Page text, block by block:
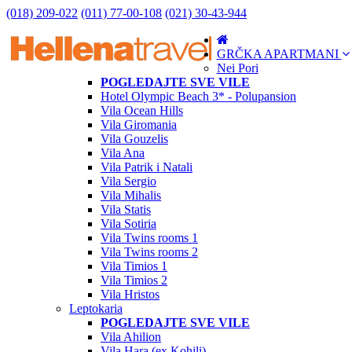
(018) 209-022 (011) 77-00-108 (021) 30-43-944
GRČKA APARTMANI
Nei Pori
POGLEDAJTE SVE VILE
Hotel Olympic Beach 3* - Polupansion
Vila Ocean Hills
Vila Giromania
Vila Gouzelis
Vila Ana
Vila Patrik i Natali
Vila Sergio
Vila Mihalis
Vila Statis
Vila Sotiria
Vila Twins rooms 1
Vila Twins rooms 2
Vila Timios 1
Vila Timios 2
Vila Hristos
Leptokaria
POGLEDAJTE SVE VILE
Vila Ahilion